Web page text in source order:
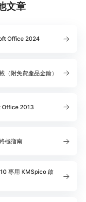
文章
Office 2024
附免費產品金鑰）
Office 2013
極指南
專用 KMSpico 啟